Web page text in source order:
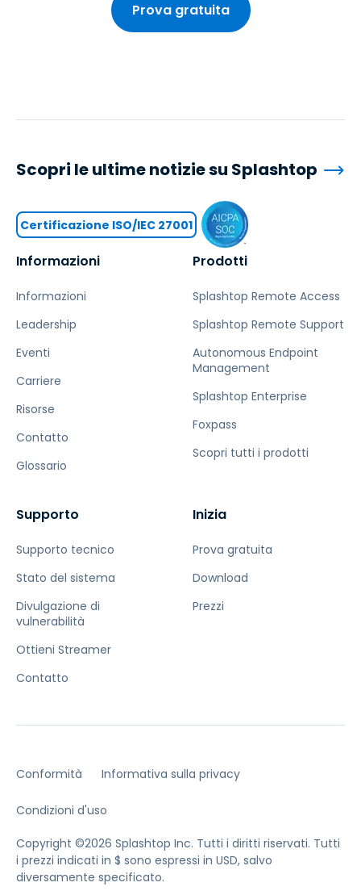
Prova gratuita
Informazioni
Informazioni
Leadership
Eventi
Carriere
Risorse
Contatto
Glossario
Prodotti
Splashtop Remote Access
Splashtop Remote Support
Autonomous Endpoint
Management
Splashtop Enterprise
Foxpass
Scopri tutti i prodotti
Supporto
Supporto tecnico
Stato del sistema
Divulgazione di
vulnerabilità
Ottieni Streamer
Contatto
Inizia
Prova gratuita
Download
Prezzi
Scopri le ultime notizie su Splashtop
Certificazione ISO/IEC 27001
Conformità Informativa sulla privacy
Condizioni d'uso
Copyright ©2026 Splashtop Inc. Tutti i diritti riservati. Tutti
i prezzi indicati in $ sono espressi in USD, salvo
diversamente specificato.